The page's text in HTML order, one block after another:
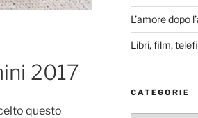
2017
questo
L’amore dopo
Libri, film,
CATEGORIE